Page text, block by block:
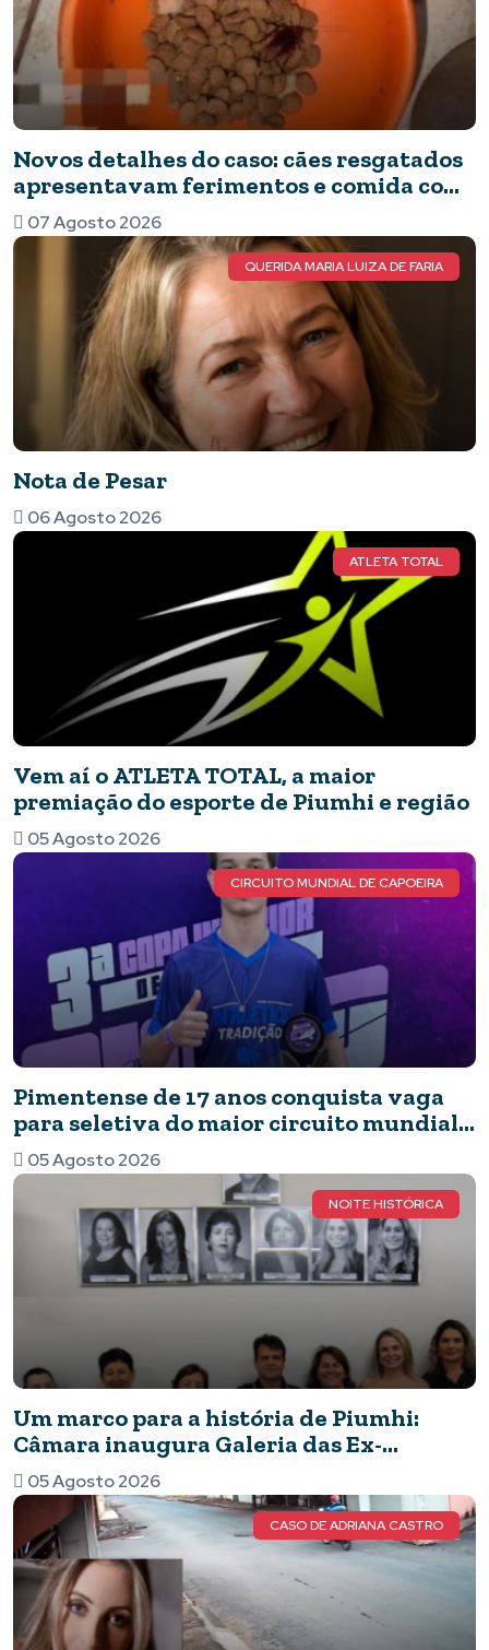
Novos detalhes do caso: cães resgatados
apresentavam ferimentos e comida com
barata
07 Agosto 2026
QUERIDA MARIA LUIZA DE FARIA
Nota de Pesar
06 Agosto 2026
ATLETA TOTAL
Vem aí o ATLETA TOTAL, a maior
premiação do esporte de Piumhi e região
05 Agosto 2026
CIRCUITO MUNDIAL DE CAPOEIRA
Pimentense de 17 anos conquista vaga
para seletiva do maior circuito mundial
de capoeira após brilhar em competição
nacional
05 Agosto 2026
NOITE HISTÓRICA
Um marco para a história de Piumhi:
Câmara inaugura Galeria das Ex-
Vereadoras e eterniza o legado das
mulheres no Legislativo
05 Agosto 2026
CASO DE ADRIANA CASTRO